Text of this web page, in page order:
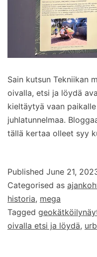
Sain kutsun Tekniikan
oivalla, etsi ja löydä
kieltäytyä vaan
juhlatunnelmaa.
tällä kertaa olleet syy
Published June 21,
Categorised as
historia, mega
Tagged
oivalla etsi ja löydä,